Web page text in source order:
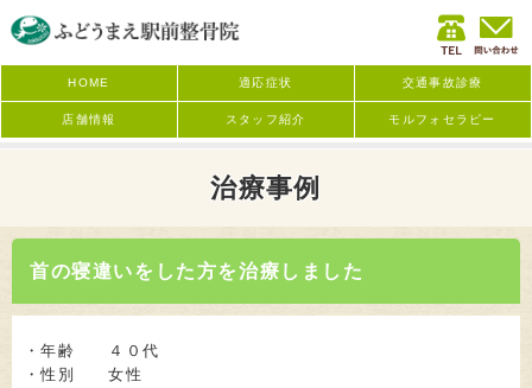
HOME 適応症状 交通事故診療
店舗情報 スタッフ紹介 モルフォセラピー
治療事例
首の寝違いをした方を治療しました
・年齢 ４０代
・性別 女性